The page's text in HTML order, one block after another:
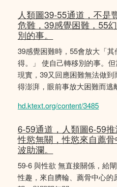
人類圖39-55通道，不是
危難，39感覺困難，55
別的事。
39感覺困難時，55會放大「
得。」 使自己轉移別的事。
現實，39又回應困難無法做
得澎湃，眼前事放大困難而逃
hd.ktext.org/content/3485
6-59通道，人類圖6-59
性慾無關，性慾來自薦
波助瀾。
59-6 與性欲 無直接關係，給
性趣，來自臍輪、薦骨中心